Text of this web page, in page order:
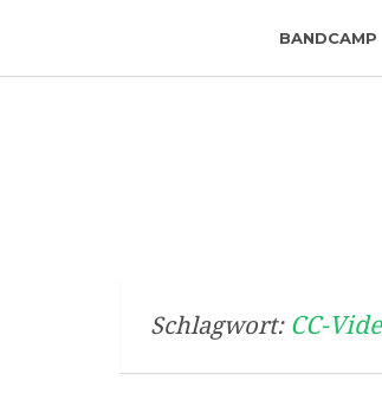
BANDCAMP
Schlagwort: CC-